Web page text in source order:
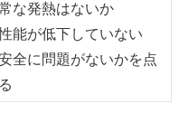
常な発熱はないか
能が低下していない
全に問題がないかを点